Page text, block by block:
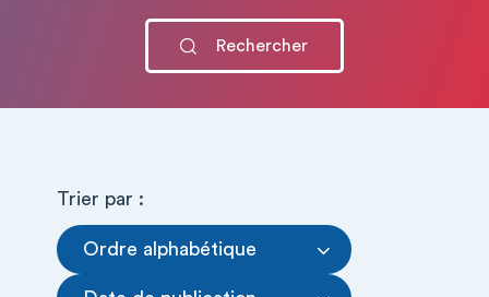
Trier par :
Ordre alphabétique